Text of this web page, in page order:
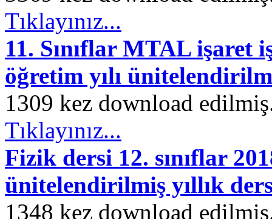
Tıklayınız...
11. Sınıflar MTAL işaret
öğretim yılı
1309 kez download
Tıklayınız...
Fizik dersi 12. sınıflar
ünitelendirilmiş yıllık
1348 kez download